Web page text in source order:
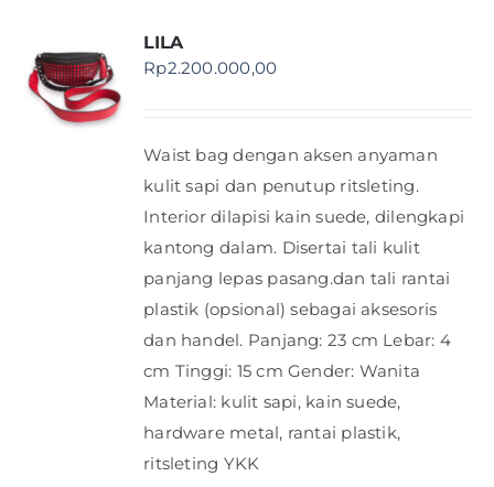
LILA
Rp2.200.000,00
Waist bag dengan aksen anyaman
kulit sapi dan penutup ritsleting.
Interior dilapisi kain suede, dilengkapi
kantong dalam. Disertai tali kulit
panjang lepas pasang.dan tali rantai
plastik (opsional) sebagai aksesoris
dan handel. Panjang: 23 cm Lebar: 4
cm Tinggi: 15 cm Gender: Wanita
Material: kulit sapi, kain suede,
hardware metal, rantai plastik,
ritsleting YKK